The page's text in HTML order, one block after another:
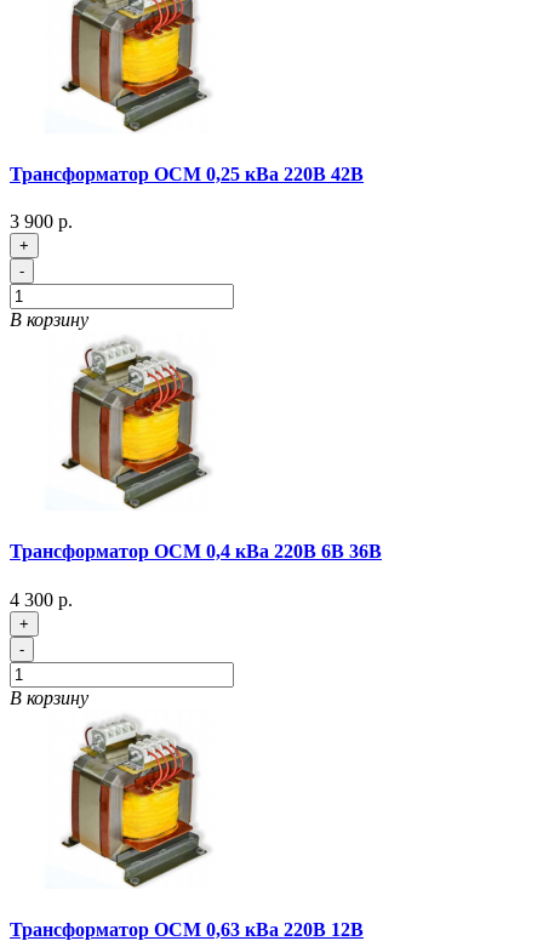
Трансформатор ОСМ 0,25 кВа 220В 42В
3 900 р.
+
-
В корзину
Трансформатор ОСМ 0,4 кВа 220В 6В 36В
4 300 р.
+
-
В корзину
Трансформатор ОСМ 0,63 кВа 220В 12В